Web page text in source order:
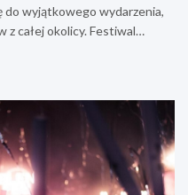
do wyjątkowego wydarzenia,
z całej okolicy. Festiwal…